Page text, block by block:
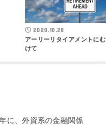
2020.10.28
アーリーリタイアメントにむ
けて
に、外資系の金融関係